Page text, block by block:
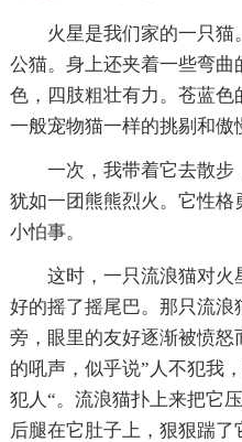
火星是我们家的一只
公猫。身上还夹着一些弯
色，四肢粗壮有力。苍蓝
一般宠物猫一样的挑剔和傲
一次，我带着它去散步
犹如一团熊熊烈火。它性
小怕事。
这时，一只流浪猫对火
好的摇了摇尾巴。那只流
旁，眼里的友好逐渐被愤怒
的吼声，似乎说”人不犯我
犯人“。流浪猫扑上来把它
后腿在它肚子上，狠狠踹